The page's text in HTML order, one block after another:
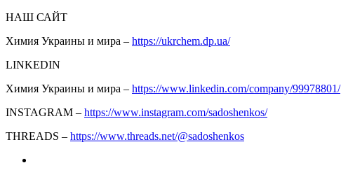
НАШ САЙТ
Химия Украины и мира – https://ukrchem.dp.ua/
LINKEDIN
Химия Украины и мира – https://www.linkedin.com/company/99978801/
INSTAGRAM – https://www.instagram.com/sadoshenkos/
THREADS – https://www.threads.net/@sadoshenkos